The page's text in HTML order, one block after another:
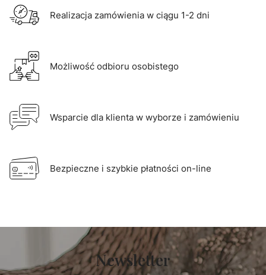
Realizacja zamówienia w ciągu 1-2 dni
Możliwość odbioru osobistego
Wsparcie dla klienta w wyborze i zamówieniu
Bezpieczne i szybkie płatności on-line
Newsletter